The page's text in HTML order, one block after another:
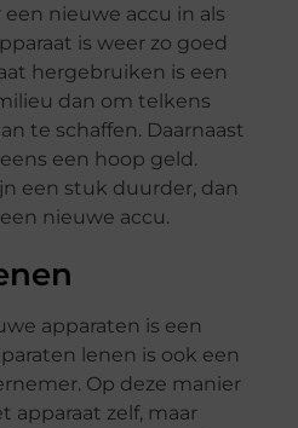
nieuwe accu in als
is weer zo goed
hergebruiken is een
dan om telkens
te schaffen. Daarnaast
een hoop geld.
een stuk duurder, dan
nieuwe accu.
apparaten is een
lenen is ook een
Op deze manier
apparaat zelf, maar